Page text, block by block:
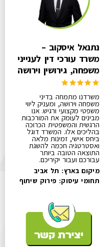
נתנאל איסקוב –
משרד עורכי דין לענייני
משפחה, גירושין וירושה
משרדנו מתמחה בדיני
משפחה וירושה, ומעניק ליווי
משפטי מקצועי ורגיש. אנו
מבינים לעומק את המורכבות
הרגשית והמשפטית הכרוכה
בהליכים אלו. המשרד דוגל
ביחס אישי, זמינות מלאה
ואסטרטגיה חכמה להשגת
התוצאה הטובה ביותר
עבורכם ועבור יקיריכם.
מיקום בארץ: תל אביב
תחומי עיסוק: פירוק שיתוף